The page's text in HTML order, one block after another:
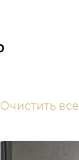
Очистить все